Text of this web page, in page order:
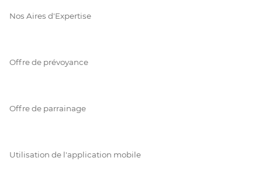
Nos Aires d'Expertise
Offre de prévoyance
Offre de parrainage
Utilisation de l'application mobile